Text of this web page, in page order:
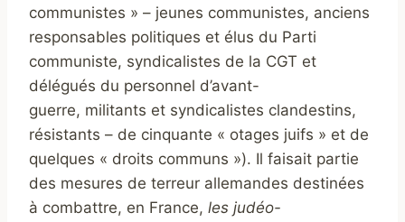
communistes » – jeunes communistes, anciens
responsables politiques et élus du Parti
communiste, syndicalistes de la CGT et
délégués du personnel d’avant-
guerre, militants et syndicalistes clandestins,
résistants – de cinquante « otages juifs » et de
quelques « droits communs »). Il faisait partie
des mesures de terreur allemandes destinées
à combattre, en France, les judéo-